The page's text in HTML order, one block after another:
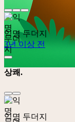
익명 두더지
3년 이상 전
상쾌.
익명 두더지